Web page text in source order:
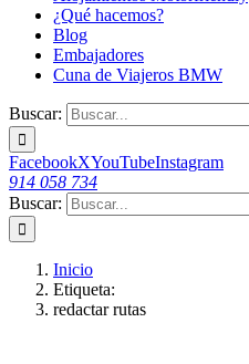
¿Qué hacemos?
Blog
Embajadores
Cuna de Viajeros BMW
Buscar:
FacebookXYouTubeInstagram
914 058 734
Buscar:
Inicio
Etiqueta:
redactar rutas